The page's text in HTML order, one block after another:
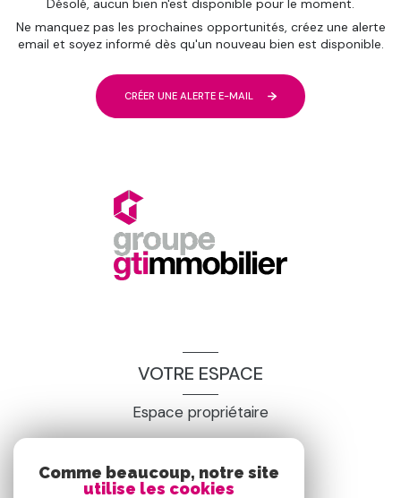
Désolé, aucun bien n'est disponible pour le moment.
Ne manquez pas les prochaines opportunités, créez une alerte
email et soyez informé dès qu'un nouveau bien est disponible.
CRÉER UNE ALERTE E-MAIL
VOTRE ESPACE
Espace propriétaire
SE CONNECTER
Comme beaucoup, notre site
utilise les cookies